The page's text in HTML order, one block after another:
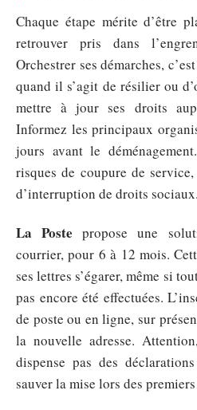
Chaque étape mérite d’être
retrouver pris dans
Orchestrer ses démarches,
quand il s’agit de résilier ou
mettre à jour ses droits
Informez les principaux
jours avant le
risques de coupure de
d’interruption de droits sociaux.
La Poste propose une
courrier, pour 6 à 12 mois.
ses lettres s’égarer, même si
pas encore été effectuées.
de poste ou en ligne, sur
la nouvelle adresse.
dispense pas des
sauver la mise lors des